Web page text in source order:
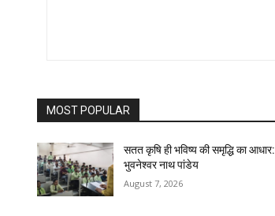
MOST POPULAR
सतत कृषि ही भविष्य की समृद्धि का आधार:
भुवनेश्वर नाथ पांडेय
August 7, 2026